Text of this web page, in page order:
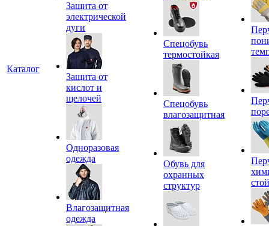
Каталог
Защита от
электрической
дуги
Защита от
кислот и
щелочей
Одноразовая
одежда
Влагозащитная
одежда
Спецобувь
термостойкая
Спецобувь
влагозащитная
Обувь для
охранных
структур